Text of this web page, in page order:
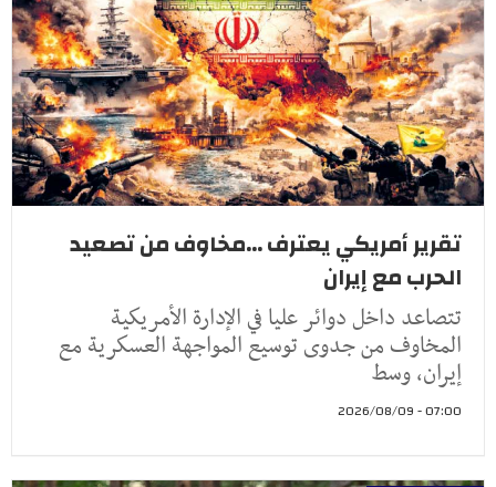
تقرير أمريكي يعترف ...مخاوف من تصعيد
الحرب مع إيران
تتصاعد داخل دوائر عليا في الإدارة الأمريكية
المخاوف من جدوى توسيع المواجهة العسكرية مع
إيران، وسط
07:00 - 2026/08/09